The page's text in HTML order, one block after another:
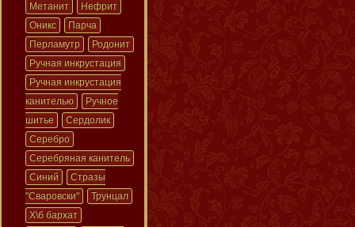
Метанит
Нефрит
Оникс
Парча
Перламутр
Родонит
Ручная инкрустация
Ручная инкрустация
канителью
Ручное
шитье
Сердолик
Серебро
Серебряная канитель
Синий
Стразы
"Сваровски"
Трунцал
Х\б бархат